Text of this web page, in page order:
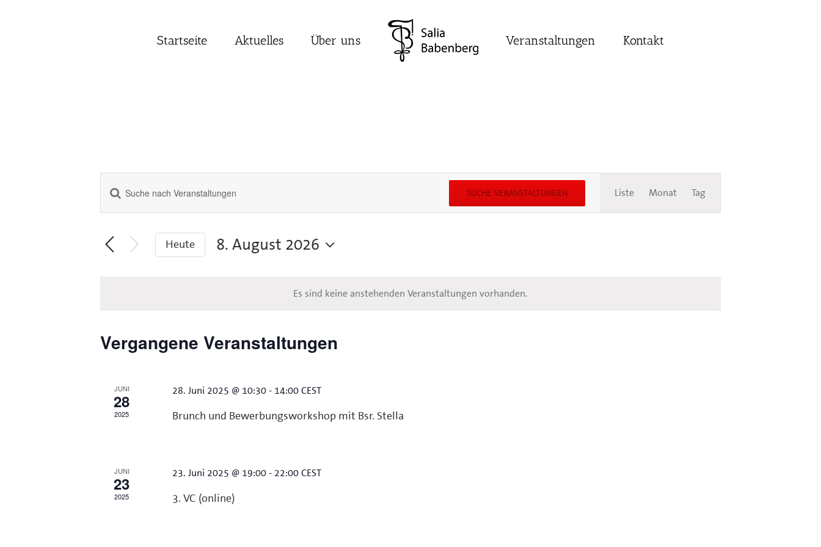
Startseite Aktuelles Über uns Veranstaltungen Kontakt
Es sind keine anstehenden Veranstaltungen vorhanden.
Veranstaltungen
Suche
und
Ansichten,
Bitte
Schlüsselwort
nach
SUCHE VERANSTALTUNGEN
Ansichten-
Liste Monat Tag
Heute
8. August 2026
Vergangene Veranstaltungen
JUNI
28
2025
28. Juni 2025 @ 10:30 - 14:00 CEST
Brunch und Bewerbungsworkshop mit Bsr. Stella
JUNI
23
2025
23. Juni 2025 @ 19:00 - 22:00 CEST
3. VC (online)